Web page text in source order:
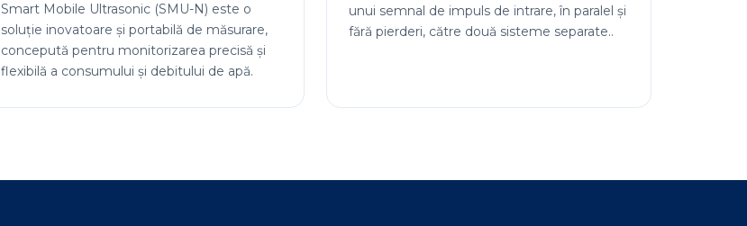
Smart Mobile Ultrasonic (SMU-N) este o
soluție inovatoare și portabilă de măsurare,
concepută pentru monitorizarea precisă și
flexibilă a consumului și debitului de apă.
unui semnal de impuls de intrare, în paralel și
fără pierderi, către două sisteme separate..